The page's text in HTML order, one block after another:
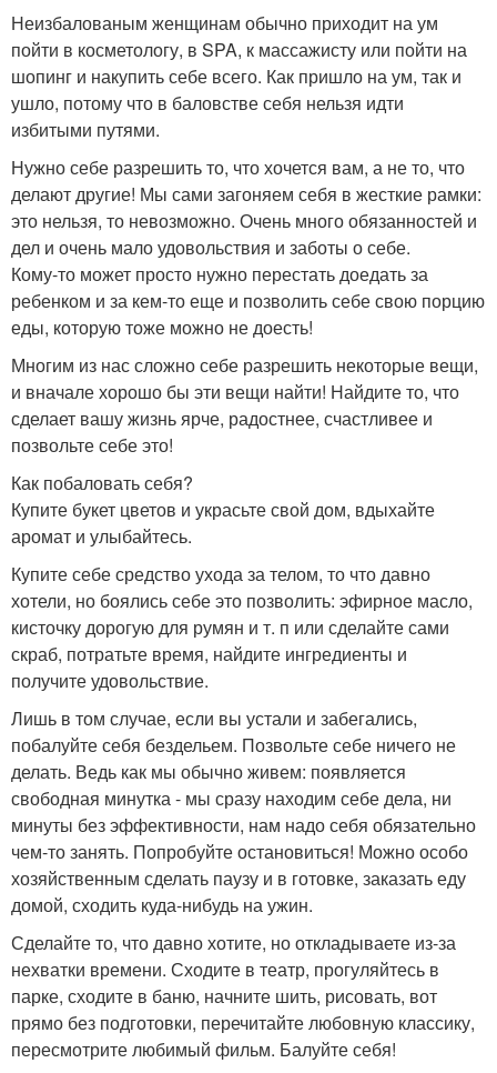
Неизбалованым женщинам обычно приходит на ум
пойти в косметологу, в SPA, к массажисту или пойти на
шопинг и накупить себе всего. Как пришло на ум, так и
ушло, потому что в баловстве себя нельзя идти
избитыми путями.
Нужно себе разрешить то, что хочется вам, а не то, что
делают другие! Мы сами загоняем себя в жесткие рамки:
это нельзя, то невозможно. Очень много обязанностей и
дел и очень мало удовольствия и заботы о себе.
Кому-то может просто нужно перестать доедать за
ребенком и за кем-то еще и позволить себе свою порцию
еды, которую тоже можно не доесть!
Многим из нас сложно себе разрешить некоторые вещи,
и вначале хорошо бы эти вещи найти! Найдите то, что
сделает вашу жизнь ярче, радостнее, счастливее и
позвольте себе это!
Как побаловать себя?
Купите букет цветов и украсьте свой дом, вдыхайте
аромат и улыбайтесь.
Купите себе средство ухода за телом, то что давно
хотели, но боялись себе это позволить: эфирное масло,
кисточку дорогую для румян и т. п или сделайте сами
скраб, потратьте время, найдите ингредиенты и
получите удовольствие.
Лишь в том случае, если вы устали и забегались,
побалуйте себя бездельем. Позвольте себе ничего не
делать. Ведь как мы обычно живем: появляется
свободная минутка - мы сразу находим себе дела, ни
минуты без эффективности, нам надо себя обязательно
чем-то занять. Попробуйте остановиться! Можно особо
хозяйственным сделать паузу и в готовке, заказать еду
домой, сходить куда-нибудь на ужин.
Сделайте то, что давно хотите, но откладываете из-за
нехватки времени. Сходите в театр, прогуляйтесь в
парке, сходите в баню, начните шить, рисовать, вот
прямо без подготовки, перечитайте любовную классику,
пересмотрите любимый фильм. Балуйте себя!